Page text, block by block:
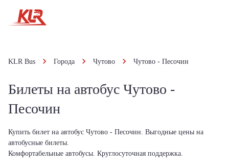
KLR Bus Города Чутово Чутово - Песочин
Билеты на автобус Чутово -
Песочин
Купить билет на автобус Чутово - Песочин. Выгодные цены на
автобусные билеты.
Комфортабельные автобусы. Круглосуточная поддержка.